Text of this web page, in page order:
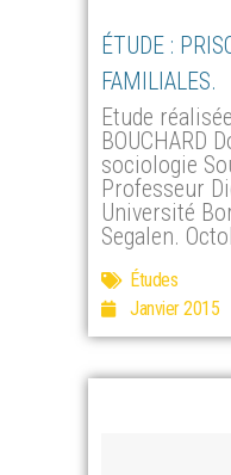
ÉTUDE :
FAMILIALES.
Etude
BOUCHARD
sociologie
Professeur
Université
Segalen.
Études
Janvier 2015